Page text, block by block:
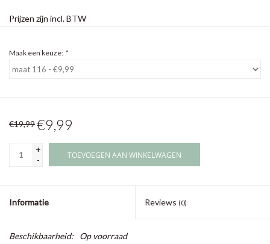
Prijzen zijn incl. BTW
Maak een keuze: *
€19,99€9,99
+
-
TOEVOEGEN AAN WINKELWAGEN
Informatie Reviews (0)
Beschikbaarheid: Op voorraad